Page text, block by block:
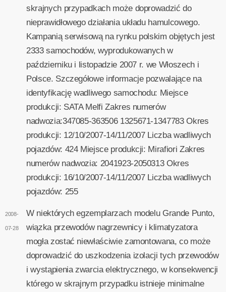
skrajnych przypadkach może doprowadzić do
nieprawidłowego działania układu hamulcowego.
Kampanią serwisową na rynku polskim objętych jest
2333 samochodów, wyprodukowanych w
październiku i listopadzie 2007 r. we Włoszech i
Polsce. Szczegółowe informacje pozwalające na
identyfikację wadliwego samochodu: Miejsce
produkcji: SATA Melfi Zakres numerów
nadwozia:347085-363506 1325671-1347783 Okres
produkcji: 12/10/2007-14/11/2007 Liczba wadliwych
pojazdów: 424 Miejsce produkcji: Mirafiori Zakres
numerów nadwozia: 2041923-2050313 Okres
produkcji: 16/10/2007-14/11/2007 Liczba wadliwych
pojazdów: 255
2008-
07-28
W niektórych egzemplarzach modelu Grande Punto,
wiązka przewodów nagrzewnicy i klimatyzatora
mogła zostać niewłaściwie zamontowana, co może
doprowadzić do uszkodzenia izolacji tych przewodów
i wystąpienia zwarcia elektrycznego, w konsekwencji
którego w skrajnym przypadku istnieje minimalne